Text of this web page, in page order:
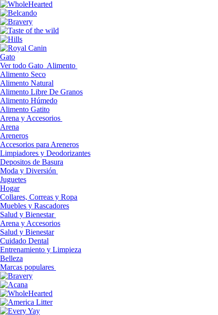
Gato
Ver todo Gato Alimento
Alimento Seco
Alimento Natural
Alimento Libre De Granos
Alimento Húmedo
Alimento Gatito
Arena y Accesorios
Arena
Areneros
Accesorios para Areneros
Limpiadores y Deodorizantes
Depositos de Basura
Moda y Diversión
Juguetes
Hogar
Collares, Correas y Ropa
Muebles y Rascadores
Salud y Bienestar
Arena y Accesorios
Salud y Bienestar
Cuidado Dental
Entrenamiento y Limpieza
Belleza
Marcas populares